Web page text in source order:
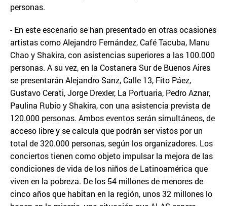
personas.
- En este escenario se han presentado en otras ocasiones
artistas como Alejandro Fernández, Café Tacuba, Manu
Chao y Shakira, con asistencias superiores a las 100.000
personas. A su vez, en la Costanera Sur de Buenos Aires
se presentarán Alejandro Sanz, Calle 13, Fito Páez,
Gustavo Cerati, Jorge Drexler, La Portuaria, Pedro Aznar,
Paulina Rubio y Shakira, con una asistencia prevista de
120.000 personas. Ambos eventos serán simultáneos, de
acceso libre y se calcula que podrán ser vistos por un
total de 320.000 personas, según los organizadores. Los
conciertos tienen como objeto impulsar la mejora de las
condiciones de vida de los niños de Latinoamérica que
viven en la pobreza. De los 54 millones de menores de
cinco años que habitan en la región, unos 32 millones lo